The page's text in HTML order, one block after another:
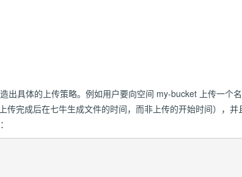
出具体的上传策略。例如用户要向空间 my-bucket 上传一个
传完成后在七牛生成文件的时间，而非上传的开始时间），